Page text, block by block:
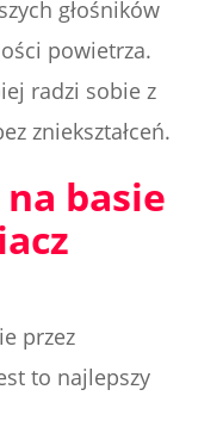
głośników
powietrza.
radzi sobie z
zniekształceń.
basie
przez
to najlepszy